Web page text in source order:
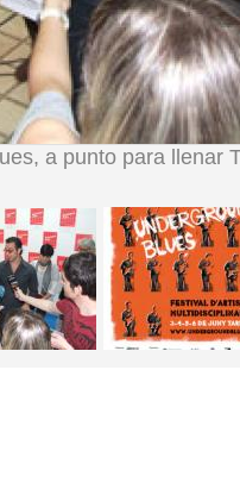
a punto para llenar